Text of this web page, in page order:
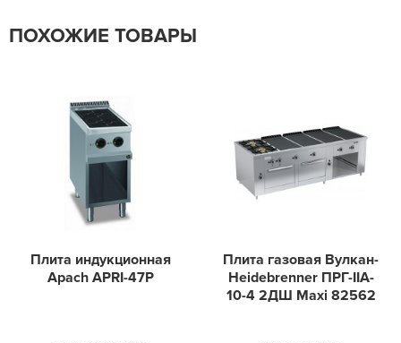
ПОХОЖИЕ ТОВАРЫ
Плита индукционная
Apach APRI-47P
Плита газовая Вулкан-
Heidebrenner ПРГ-IIA-
10-4 2ДШ Maxi 82562